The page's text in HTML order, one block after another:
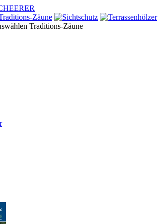
Traditions-Zäune